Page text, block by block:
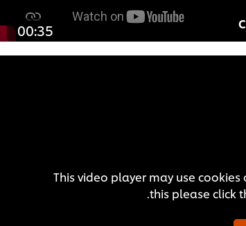
00:35
This video player may use
this please click